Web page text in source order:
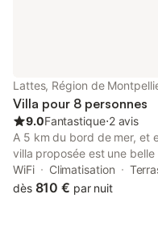
Lattes, Région de
Villa pour 8 personnes
9.0Fantastique⋅2 avis
A 5 km du bord de mer, et
villa proposée est une
La villa est d'une surface
superbe patio et donnant
WiFi Climatisation
dès 810 € par nuit